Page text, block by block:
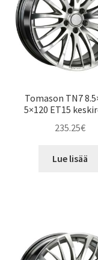
Tomason TN7
5×120 ET15
235.25€
Lue lisää